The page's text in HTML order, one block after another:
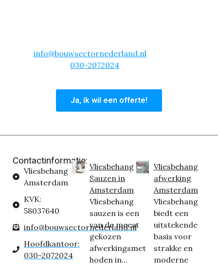
info@bouwsectornederland.nl
030-2072024
Ja, ik wil een offerte!
Contactinformatie:
Vliesbehang
Amsterdam
KVK:
58037640
info@bouwsectornederland.nl
Hoofdkantoor:
030-2072024
Vliesbehang
Sauzen in
Amsterdam
Vliesbehang
sauzen is een
van de meest
gekozen
afwerkingsmet
hoden in...
Vliesbehang
afwerking
Amsterdam
Vliesbehang
biedt een
uitstekende
basis voor
strakke en
moderne